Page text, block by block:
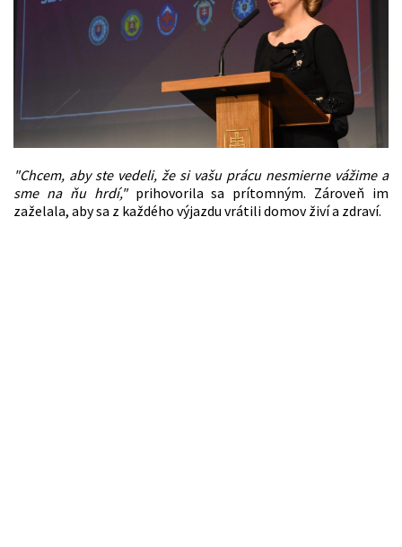
"Chcem, aby ste vedeli, že si vašu prácu nesmierne vážime a
sme na ňu hrdí,"prihovorila sa prítomným. Zároveň im
zaželala, aby sa z každého výjazdu vrátili domov živí a zdraví.